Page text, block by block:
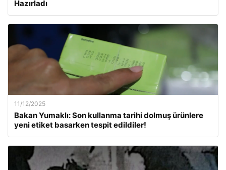
Hazırladı
11/12/2025
Bakan Yumaklı: Son kullanma tarihi dolmuş ürünlere
yeni etiket basarken tespit edildiler!